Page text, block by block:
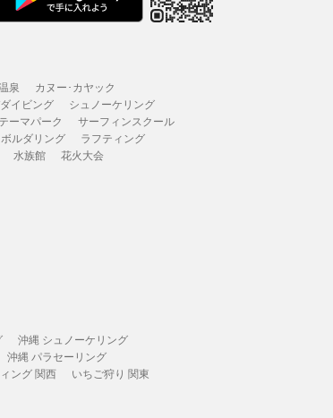
泉
カヌー･カヤック
イビング
シュノーケリング
ーマパーク
サーフィンスクール
ボルダリング
ラフティング
水族館 花火大会
沖縄 シュノーケリング
沖縄 パラセーリング
ング 関西
いちご狩り 関東